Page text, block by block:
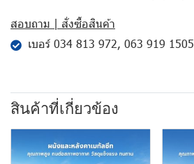
สอบถาม | สั่งซื้อสินค้า
เบอร์ 034 813 972, 063 919 1505
สินค้าที่เกี่ยวข้อง